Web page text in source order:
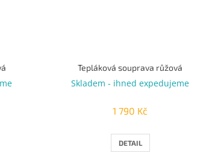
Tepláková souprava růžová
Skladem - ihned expedujeme
1 790 Kč
DETAIL